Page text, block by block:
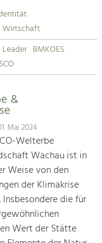
Wirtschaft
Leader BMKOES
&
Mai 2024
Welterbe
Wachau ist in
Weise von den
der Klimakrise
die für
Wert der Stätte